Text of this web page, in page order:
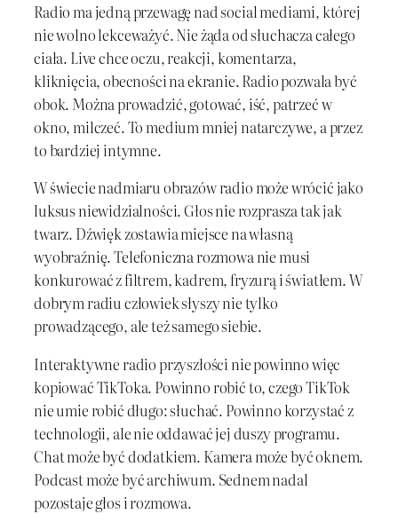
Radio ma jedną przewagę nad social mediami, której
nie wolno lekceważyć. Nie żąda od słuchacza całego
ciała. Live chce oczu, reakcji, komentarza,
kliknięcia, obecności na ekranie. Radio pozwala być
obok. Można prowadzić, gotować, iść, patrzeć w
okno, milczeć. To medium mniej natarczywe, a przez
to bardziej intymne.
W świecie nadmiaru obrazów radio może wrócić jako
luksus niewidzialności. Głos nie rozprasza tak jak
twarz. Dźwięk zostawia miejsce na własną
wyobraźnię. Telefoniczna rozmowa nie musi
konkurować z filtrem, kadrem, fryzurą i światłem. W
dobrym radiu człowiek słyszy nie tylko
prowadzącego, ale też samego siebie.
Interaktywne radio przyszłości nie powinno więc
kopiować TikToka. Powinno robić to, czego TikTok
nie umie robić długo: słuchać. Powinno korzystać z
technologii, ale nie oddawać jej duszy programu.
Chat może być dodatkiem. Kamera może być oknem.
Podcast może być archiwum. Sednem nadal
pozostaje głos i rozmowa.